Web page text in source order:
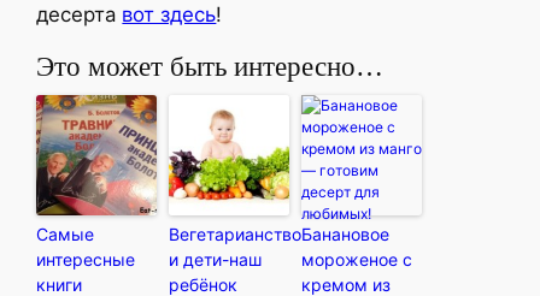
десерта вот здесь!
Это может быть интересно…
Самые
интересные
книги
Вегетарианство
и дети-наш
ребёнок
Банановое
мороженое с
кремом из